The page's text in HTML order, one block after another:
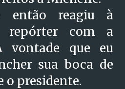
então reagiu à
repórter com a
vontade que eu
sua boca de
o presidente.